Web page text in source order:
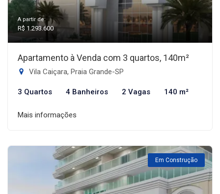
A partir de:
R$ 1.293.600
Apartamento à Venda com 3 quartos, 140m²
Vila Caiçara, Praia Grande-SP
3 Quartos 4 Banheiros 2 Vagas 140 m²
Mais informações
Em Construção